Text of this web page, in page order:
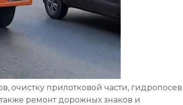
очистку прилотковой части, гидропосев
ремонт дорожных знаков и